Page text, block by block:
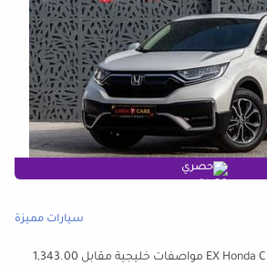
حصري
سيارات مميزة
هوندا سي آر في EX Honda CR-V 2022 مواصفات خليجية مقابل 1,343.00